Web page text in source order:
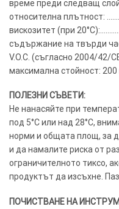
време преди следващ
относителна плътност:
вискозитет (при
съдържание на твърди
V.O.C. (съгласно 2004/42/
максимална стойност: 200
ПОЛЕЗНИ СЪВЕТИ:
Не нанасяйте при
под 5°C или над 28°C,
норми и общата площ, за
и да намалите риска от
ограничителното тиксо,
продуктът да изсъхне.
ПОЧИСТВАНЕ НА